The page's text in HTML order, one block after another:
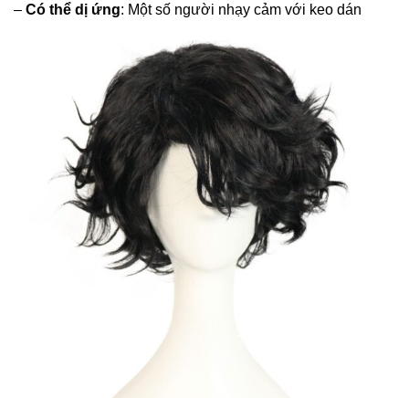
– Có thể dị ứng: Một số người nhạy cảm với keo dán